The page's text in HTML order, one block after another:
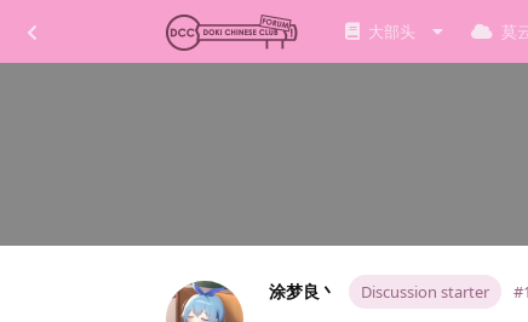
大部头 莫
涂梦良丶 Discussion starter #1